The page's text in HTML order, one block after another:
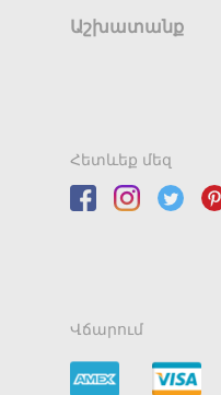
Աշխատանք
Հետևեք մեզ
Վճարում